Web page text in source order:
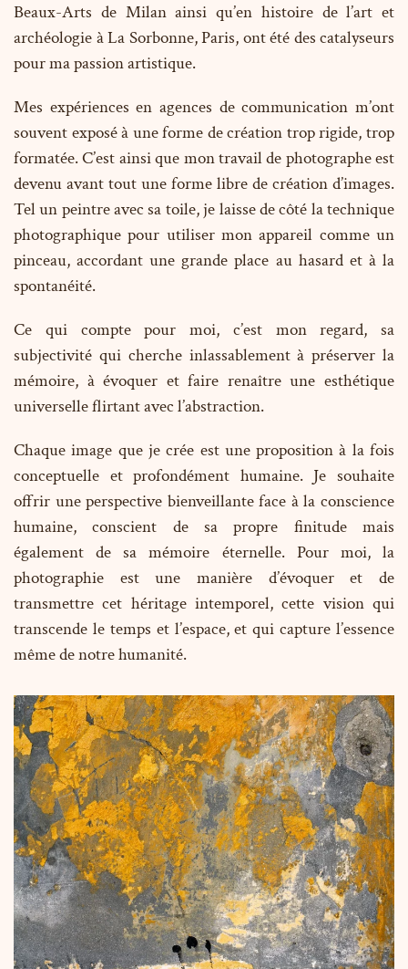
Beaux-Arts de Milan ainsi qu’en histoire de l’art et
archéologie à La Sorbonne, Paris, ont été des catalyseurs
pour ma passion artistique.
Mes expériences en agences de communication m’ont
souvent exposé à une forme de création trop rigide, trop
formatée. C’est ainsi que mon travail de photographe est
devenu avant tout une forme libre de création d’images.
Tel un peintre avec sa toile, je laisse de côté la technique
photographique pour utiliser mon appareil comme un
pinceau, accordant une grande place au hasard et à la
spontanéité.
Ce qui compte pour moi, c’est mon regard, sa
subjectivité qui cherche inlassablement à préserver la
mémoire, à évoquer et faire renaître une esthétique
universelle flirtant avec l’abstraction.
Chaque image que je crée est une proposition à la fois
conceptuelle et profondément humaine. Je souhaite
offrir une perspective bienveillante face à la conscience
humaine, conscient de sa propre finitude mais
également de sa mémoire éternelle. Pour moi, la
photographie est une manière d’évoquer et de
transmettre cet héritage intemporel, cette vision qui
transcende le temps et l’espace, et qui capture l’essence
même de notre humanité.